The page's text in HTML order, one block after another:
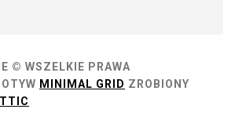
© WSZELKIE PRAWA
MINIMAL GRID ZROBIONY